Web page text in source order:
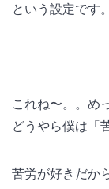
という設定です
これね〜。。め
どうやら僕は「
苦労が好きだか